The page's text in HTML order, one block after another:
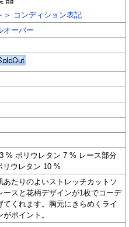
ィション表記
オーバー
% ポリウレタン 7 % レース部分
リウレタン 10 %
あたりのよいストレッチカットソ
ースと花柄デザインが1枚でコーデ
てくれます。胸元にきらめくライ
ポイント。